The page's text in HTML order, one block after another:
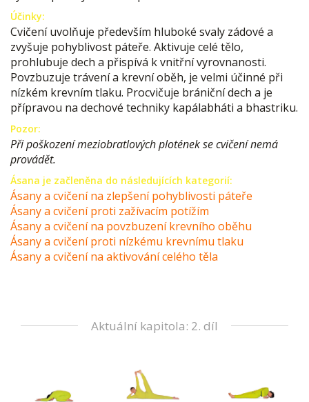
Účinky:
Cvičení uvolňuje především hluboké svaly zádové a
zvyšuje pohyblivost páteře. Aktivuje celé tělo,
prohlubuje dech a přispívá k vnitřní vyrovnanosti.
Povzbuzuje trávení a krevní oběh, je velmi účinné při
nízkém krevním tlaku. Procvičuje brániční dech a je
přípravou na dechové techniky kapálabháti a bhastriku.
Pozor:
Při poškození meziobratlových plotének se cvičení nemá
provádět.
Ásana je začleněna do následujících kategorií:
Ásany a cvičení na zlepšení pohyblivosti páteře
Ásany a cvičení proti zažívacím potížím
Ásany a cvičení na povzbuzení krevního oběhu
Ásany a cvičení proti nízkému krevnímu tlaku
Ásany a cvičení na aktivování celého těla
Aktuální kapitola: 2. díl